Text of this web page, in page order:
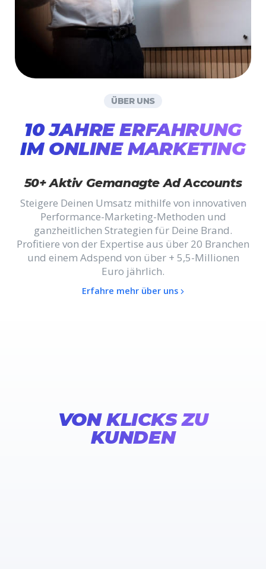
ÜBER UNS
10 JAHRE ERFAHRUNG
IM ONLINE MARKETING
50+ Aktiv Gemanagte Ad Accounts
Steigere Deinen Umsatz mithilfe von innovativen
Performance-Marketing-Methoden und
ganzheitlichen Strategien für Deine Brand.
Profitiere von der Expertise aus über 20 Branchen
und einem Adspend von über + 5,5-Millionen
Euro jährlich.
Erfahre mehr über uns
VON KLICKS ZU
KUNDEN